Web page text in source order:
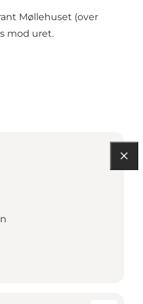
Møllehuset (over
mod uret.